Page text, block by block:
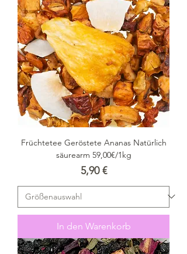
Früchtetee Geröstete Ananas Natürlich
säurearm 59,00€/1kg
Preis
5,90 €
In den Warenkorb